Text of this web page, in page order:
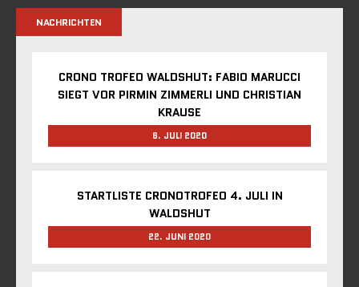
NACHRICHTEN
CRONO TROFEO WALDSHUT: FABIO MARUCCI
SIEGT VOR PIRMIN ZIMMERLI UND CHRISTIAN
KRAUSE
6. JULI 2020
STARTLISTE CRONOTROFEO 4. JULI IN
WALDSHUT
22. JUNI 2020